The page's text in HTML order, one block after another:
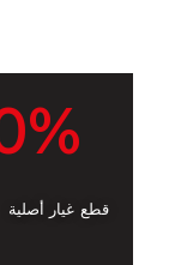
%
قطع غيار أصلية